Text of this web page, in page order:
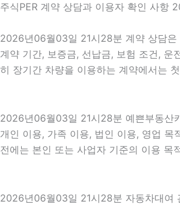
주식PER 계약 상담과 이용자 확인 사항
2026년06월03일 21시28분 계약 상담
계약 기간, 보증금, 선납금, 보험 조건,
히 장기간 차량을 이용하는 계약에서는
2026년06월03일 21시28분 예쁜부동산
개인 이용, 가족 이용, 법인 이용, 영업
전에는 본인 또는 사업자 기준의 이용
2026년06월03일 21시28분 자동차대여